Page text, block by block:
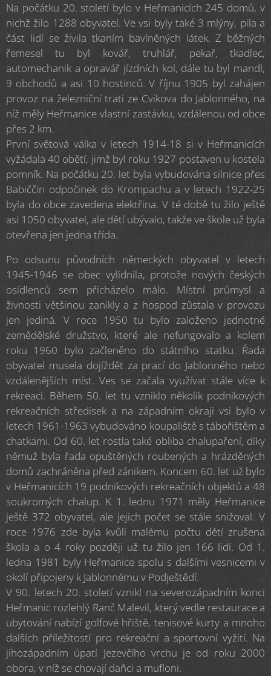
Na počátku 20. století bylo v Heřmanicích 245 domů, v
nichž žilo 1288 obyvatel. Ve vsi byly také 3 mlýny, pila a
část lidí se živila tkaním bavlněných látek. Z běžných
řemesel tu byl kovář, truhlář, pekař, tkadlec,
automechanik a opravář jízdních kol, dále tu byl mandl,
9 obchodů a asi 10 hostinců. V říjnu 1905 byl zahájen
provoz na železniční trati ze Cvikova do Jablonného, na
níž měly Heřmanice vlastní zastávku, vzdálenou od obce
přes 2 km.
První světová válka v letech 1914-18 si v Heřmanicích
vyžádala 40 obětí, jimž byl roku 1927 postaven u kostela
pomník. Na počátku 20. let byla vybudována silnice přes
Babiččin odpočinek do Krompachu a v letech 1922-25
byla do obce zavedena elektřina. V té době tu žilo ještě
asi 1050 obyvatel, ale dětí ubývalo, takže ve škole už byla
otevřena jen jedna třída.
Po odsunu původních německých obyvatel v letech
1945-1946 se obec vylidnila, protože nových českých
osídlenců sem přicházelo málo. Místní průmysl a
živnosti většinou zanikly a z hospod zůstala v provozu
jen jediná. V roce 1950 tu bylo založeno jednotné
zemědělské družstvo, které ale nefungovalo a kolem
roku 1960 bylo začleněno do státního statku. Řada
obyvatel musela dojíždět za prací do Jablonného nebo
vzdálenějších míst. Ves se začala využívat stále více k
rekreaci. Během 50. let tu vzniklo několik podnikových
rekreačních středisek a na západním okraji vsi bylo v
letech 1961-1963 vybudováno koupaliště s tábořištěm a
chatkami. Od 60. let rostla také obliba chalupaření, díky
němuž byla řada opuštěných roubených a hrázděných
domů zachráněna před zánikem. Koncem 60. let už bylo
v Heřmanicích 19 podnikových rekreačních objektů a 48
soukromých chalup. K 1. lednu 1971 měly Heřmanice
ještě 372 obyvatel, ale jejich počet se stále snižoval. V
roce 1976 zde byla kvůli malému počtu dětí zrušena
škola a o 4 roky později už tu žilo jen 166 lidí. Od 1.
ledna 1981 byly Heřmanice spolu s dalšími vesnicemi v
okolí připojeny k Jablonnému v Podještědí.
V 90. letech 20. století vznikl na severozápadním konci
Heřmanic rozlehlý Ranč Malevil, který vedle restaurace a
ubytování nabízí golfové hřiště, tenisové kurty a mnoho
dalších příležitostí pro rekreační a sportovní vyžití. Na
jihozápadním úpatí Jezevčího vrchu je od roku 2000
obora, v níž se chovají daňci a mufloni.